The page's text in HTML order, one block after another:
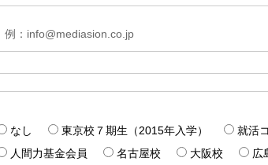
例：info@mediasion.co.jp
なし 東京校７期生（2015年入学）
就活
人間力基金会員
名古屋校 大阪校
広